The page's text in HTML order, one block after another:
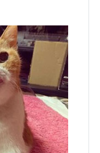
お願いいたします！ さ